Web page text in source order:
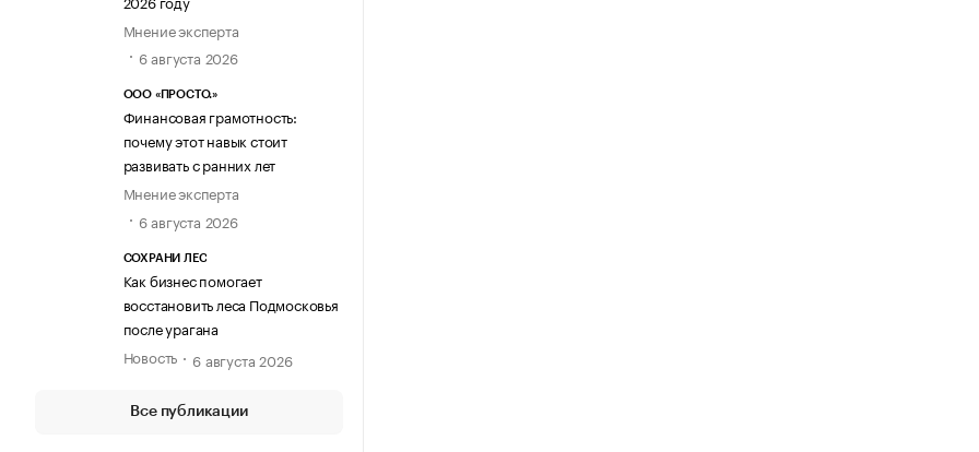
Мнение эксперта
6 августа 2026
ООО «ПРОСТО.»
Финансовая грамотность:
почему этот навык стоит
развивать с ранних лет
Мнение эксперта
6 августа 2026
СОХРАНИ ЛЕС
Как бизнес помогает
восстановить леса Подмосковья
после урагана
Новость
6 августа 2026
Все публикации